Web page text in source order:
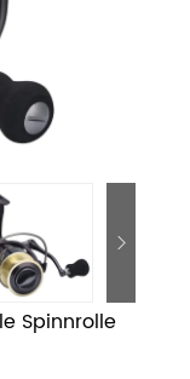
Spinnrolle